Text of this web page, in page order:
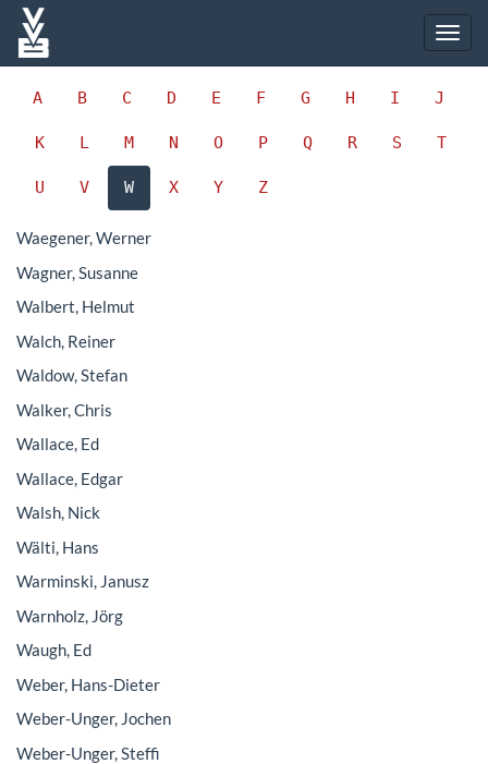
A B C D E F G H I J
K L M N O P Q R S T
U V W X Y Z
Waegener, Werner
Wagner, Susanne
Walbert, Helmut
Walch, Reiner
Waldow, Stefan
Walker, Chris
Wallace, Ed
Wallace, Edgar
Walsh, Nick
Wälti, Hans
Warminski, Janusz
Warnholz, Jörg
Waugh, Ed
Weber, Hans-Dieter
Weber-Unger, Jochen
Weber-Unger, Steffi